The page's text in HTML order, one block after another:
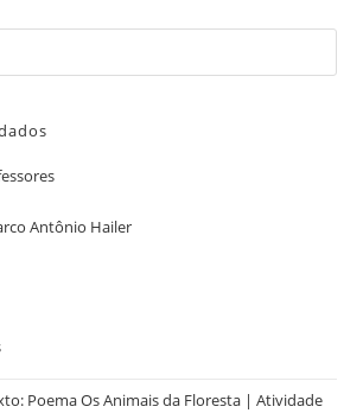
Antônio Hailer
Poema Os Animais da Floresta | Atividade